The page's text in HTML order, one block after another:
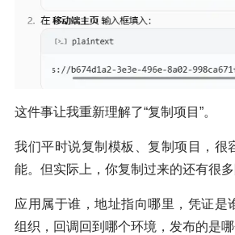
这件事让我重新理解了“复制项目”。
我们平时说复制模板、复制项目，很
能。但实际上，你复制过来的还有很多
应用属于谁，地址指向哪里，凭证是
组织，回调回到哪个环境，发布的是哪